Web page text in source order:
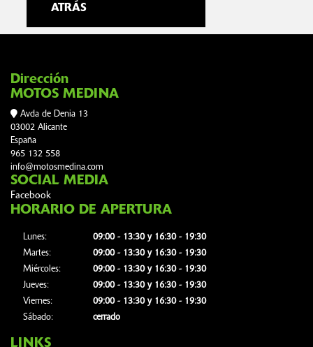
ATRÁS
Dirección
MOTOS MEDINA
Avda de Denia 13
03002 Alicante
España
965 132 558
info@motosmedina.com
SOCIAL MEDIA
Facebook
HORARIO DE APERTURA
Lunes:
09:00 - 13:30 y 16:30 - 19:30
Martes:
09:00 - 13:30 y 16:30 - 19:30
Miércoles:
09:00 - 13:30 y 16:30 - 19:30
Jueves:
09:00 - 13:30 y 16:30 - 19:30
Viernes:
09:00 - 13:30 y 16:30 - 19:30
Sábado:
cerrado
LINKS